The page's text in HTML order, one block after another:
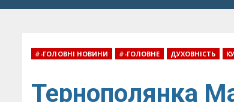
#-ГОЛОВНІ НОВИНИ #-ГОЛОВНЕ ДУХОВНІСТЬ
Тернополянка